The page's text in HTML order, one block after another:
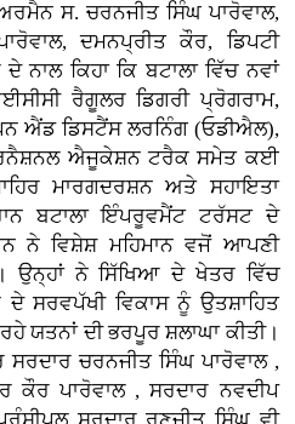
ਸ. ਚਰਨਜੀਤ ਸਿੰਘ ਪਾਰੋਵਾਲ,
ਦਮਨਪ੍ਰੀਤ ਕੌਰ, ਡਿਪਟੀ
ਨਾਲ ਕਿਹਾ ਕਿ ਬਟਾਲਾ ਵਿੱਚ ਨਵਾਂ
ਰੈਗੂਲਰ ਡਿਗਰੀ ਪ੍ਰੋਗਰਾਮ,
ਐਂਡ ਡਿਸਟੈਂਸ ਲਰਨਿੰਗ (ਓਡੀਐਲ),
ਐਜੂਕੇਸ਼ਨ ਟਰੈਕ ਸਮੇਤ ਕਈ
ਮਾਰਗਦਰਸ਼ਨ ਅਤੇ ਸਹਾਇਤਾ
ਬਟਾਲਾ ਇੰਪਰੂਵਮੈਂਟ ਟਰੱਸਟ ਦੇ
ਨੇ ਵਿਸ਼ੇਸ਼ ਮਹਿਮਾਨ ਵਜੋਂ ਆਪਣੀ
ਉਨ੍ਹਾਂ ਨੇ ਸਿੱਖਿਆ ਦੇ ਖੇਤਰ ਵਿੱਚ
ਸਰਵਪੱਖੀ ਵਿਕਾਸ ਨੂੰ ਉਤਸ਼ਾਹਿਤ
ਯਤਨਾਂ ਦੀ ਭਰਪੂਰ ਸ਼ਲਾਘਾ ਕੀਤੀ।
ਚਰਨਜੀਤ ਸਿੰਘ ਪਾਰੋਵਾਲ ,
ਕੌਰ ਪਾਰੋਵਾਲ , ਸਰਦਾਰ ਨਵਦੀਪ